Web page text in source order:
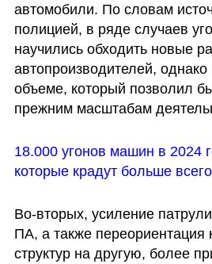
автомобили. По словам
полицией, в ряде случаев
научились обходить новые
автопроизводителей, однако
объеме, который позволил
прежним масштабам
18.000 угонов машин в 2024
которые крадут больше всего
Во-вторых, усиление
ПА, а также переориентация
структур на другую, более